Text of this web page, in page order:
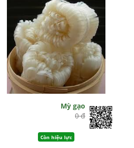
Mỳ gạo
0 đ
Còn hiệu lực